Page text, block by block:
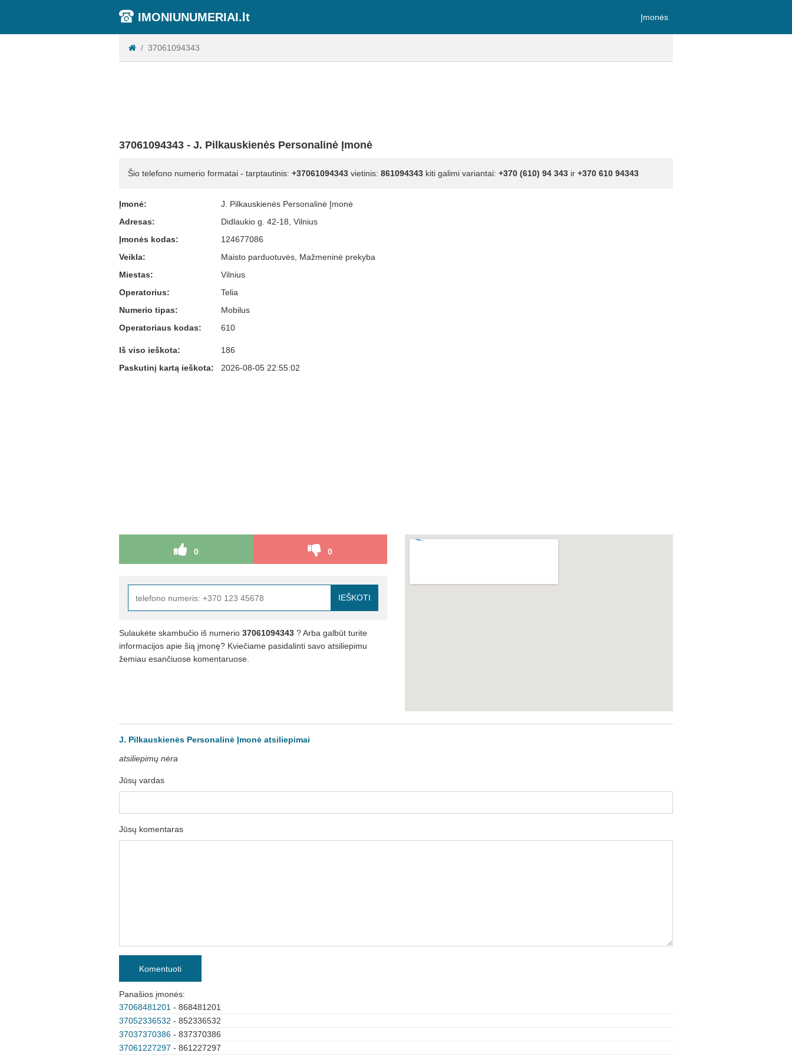
IMONIUNUMERIAI.lt Įmonės
37061094343
37061094343 - J. Pilkauskienės Personalinė Įmonė
Šio telefono numerio formatai - tarptautinis: +37061094343 vietinis: 861094343 kiti galimi variantai: +370 (610) 94 343 ir +370 610 94343
Įmonė:
J. Pilkauskienės Personalinė Įmonė
Adresas:
Didlaukio g. 42-18, Vilnius
Įmonės kodas:
124677086
Veikla:
Maisto parduotuvės, Mažmeninė prekyba
Miestas:
Vilnius
Operatorius:
Telia
Numerio tipas:
Mobilus
Operatoriaus kodas:
610
Iš viso ieškota:
186
Paskutinį kartą ieškota:
2026-08-05 22:55:02
0 0
IEŠKOTI
Sulaukėte skambučio iš numerio 37061094343 ? Arba galbūt turite
informacijos apie šią įmonę? Kviečiame pasidalinti savo atsiliepimu
žemiau esančiuose komentaruose.
J. Pilkauskienės Personalinė Įmonė atsiliepimai
atsiliepimų nėra
Jūsų vardas
Jūsų komentaras
Komentuoti
Panašios įmonės:
37068481201 - 868481201
37052336532 - 852336532
37037370386 - 837370386
37061227297 - 861227297